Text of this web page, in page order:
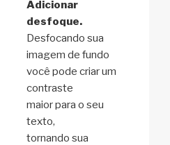
Adicionar
desfoque.
Desfocando sua
imagem de fundo
você pode criar um
contraste
maior para o seu
texto,
tornando sua